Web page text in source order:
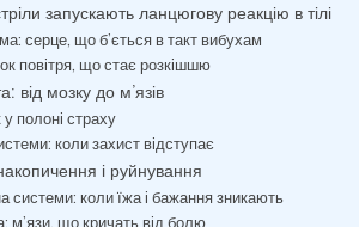
запускають ланцюгову реакцію в тілі
серце, що б’ється в такт вибухам
повітря, що стає розкішшю
від мозку до м’язів
полоні страху
коли захист відступає
і руйнування
системи: коли їжа і бажання зникають